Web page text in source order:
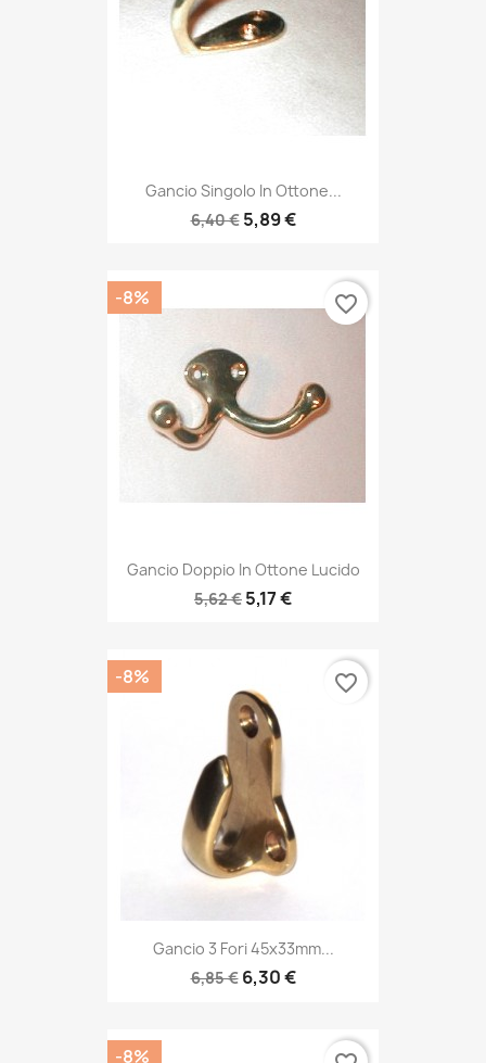
Gancio Singolo In Ottone...
6,40 € 5,89 €
Gancio Doppio In Ottone Lucido
5,62 € 5,17 €
-8% favorite_border
Gancio 3 Fori 45x33mm...
6,85 € 6,30 €
-8% favorite_border
-8%